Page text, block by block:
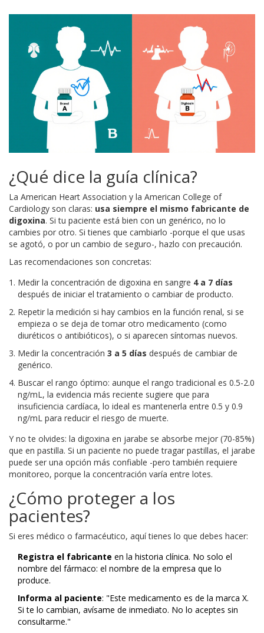
¿Qué dice la guía clínica?
La American Heart Association y la American College of
Cardiology son claras: usa siempre el mismo fabricante de
digoxina. Si tu paciente está bien con un genérico, no lo
cambies por otro. Si tienes que cambiarlo -porque el que usas
se agotó, o por un cambio de seguro-, hazlo con precaución.
Las recomendaciones son concretas:
Medir la concentración de digoxina en sangre 4 a 7 días
después de iniciar el tratamiento o cambiar de producto.
Repetir la medición si hay cambios en la función renal, si se
empieza o se deja de tomar otro medicamento (como
diuréticos o antibióticos), o si aparecen síntomas nuevos.
Medir la concentración 3 a 5 días después de cambiar de
genérico.
Buscar el rango óptimo: aunque el rango tradicional es 0.5-2.0
ng/mL, la evidencia más reciente sugiere que para
insuficiencia cardíaca, lo ideal es mantenerla entre 0.5 y 0.9
ng/mL para reducir el riesgo de muerte.
Y no te olvides: la digoxina en jarabe se absorbe mejor (70-85%)
que en pastilla. Si un paciente no puede tragar pastillas, el jarabe
puede ser una opción más confiable -pero también requiere
monitoreo, porque la concentración varía entre lotes.
¿Cómo proteger a los
pacientes?
Si eres médico o farmacéutico, aquí tienes lo que debes hacer:
Registra el fabricante en la historia clínica. No solo el
nombre del fármaco: el nombre de la empresa que lo
produce.
Informa al paciente: "Este medicamento es de la marca X.
Si te lo cambian, avísame de inmediato. No lo aceptes sin
consultarme."